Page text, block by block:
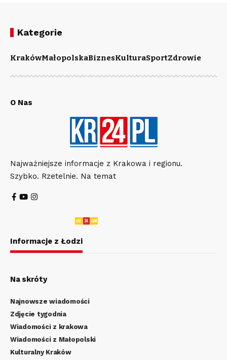
Kategorie
KrakówMałopolskaBiznesKulturaSportZdrowie
O Nas
Najważniejsze informacje z Krakowa i regionu.
Szybko. Rzetelnie. Na temat
Informacje z Łodzi
Na skróty
Najnowsze wiadomości
Zdjęcie tygodnia
Wiadomości z krakowa
Wiadomości z Małopolski
Kulturalny Kraków